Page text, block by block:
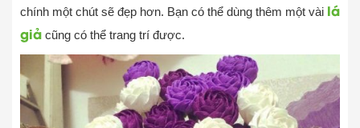
chính một chút sẽ đẹp hơn. Bạn có thể dùng thêm một vài lá
giả cũng có thể trang trí được.